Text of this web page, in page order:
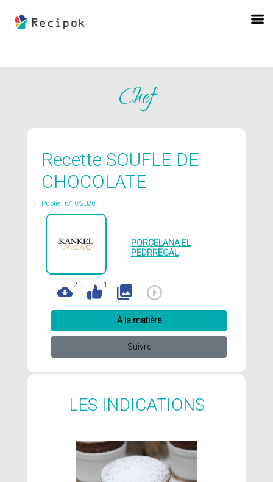
Chef
Recette SOUFLE DE
CHOCOLATE
Publié16/10/2020
PORCELANA EL
PEDRREGAL
2 1
À la matière
Suivre
LES INDICATIONS